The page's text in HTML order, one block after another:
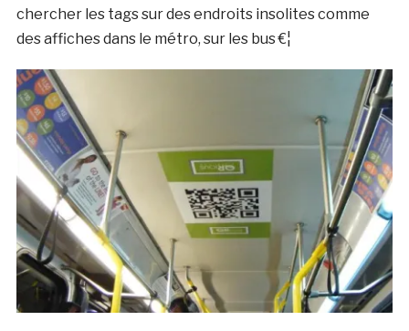
chercher les tags sur des endroits insolites comme
des affiches dans le métro, sur les bus €¦